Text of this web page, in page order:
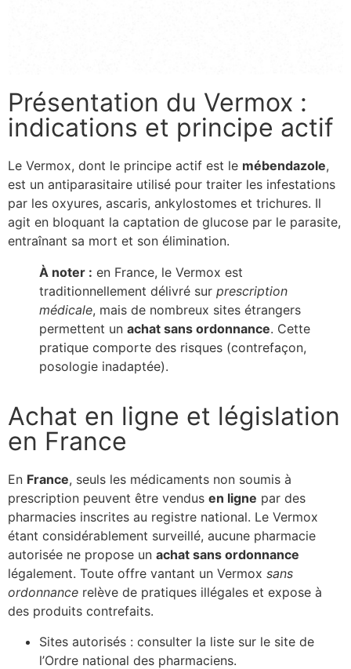
Présentation du Vermox :
indications et principe actif
Le Vermox, dont le principe actif est le mébendazole,
est un antiparasitaire utilisé pour traiter les infestations
par les oxyures, ascaris, ankylostomes et trichures. Il
agit en bloquant la captation de glucose par le parasite,
entraînant sa mort et son élimination.
À noter : en France, le Vermox est
traditionnellement délivré sur prescription
médicale, mais de nombreux sites étrangers
permettent un achat sans ordonnance. Cette
pratique comporte des risques (contrefaçon,
posologie inadaptée).
Achat en ligne et législation
en France
En France, seuls les médicaments non soumis à
prescription peuvent être vendus en ligne par des
pharmacies inscrites au registre national. Le Vermox
étant considérablement surveillé, aucune pharmacie
autorisée ne propose un achat sans ordonnance
légalement. Toute offre vantant un Vermox sans
ordonnance relève de pratiques illégales et expose à
des produits contrefaits.
Sites autorisés : consulter la liste sur le site de
l’Ordre national des pharmaciens.